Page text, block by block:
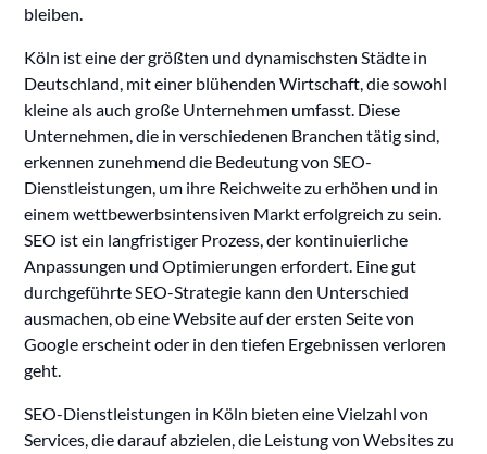
bleiben.
Köln ist eine der größten und dynamischsten Städte in
Deutschland, mit einer blühenden Wirtschaft, die sowohl
kleine als auch große Unternehmen umfasst. Diese
Unternehmen, die in verschiedenen Branchen tätig sind,
erkennen zunehmend die Bedeutung von SEO-
Dienstleistungen, um ihre Reichweite zu erhöhen und in
einem wettbewerbsintensiven Markt erfolgreich zu sein.
SEO ist ein langfristiger Prozess, der kontinuierliche
Anpassungen und Optimierungen erfordert. Eine gut
durchgeführte SEO-Strategie kann den Unterschied
ausmachen, ob eine Website auf der ersten Seite von
Google erscheint oder in den tiefen Ergebnissen verloren
geht.
SEO-Dienstleistungen in Köln bieten eine Vielzahl von
Services, die darauf abzielen, die Leistung von Websites zu